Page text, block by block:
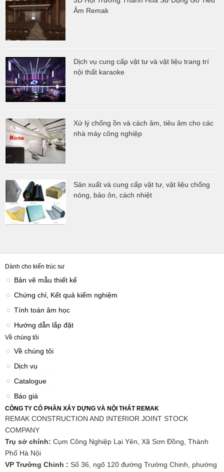
Âm Remak
Dịch vụ cung cấp vật tư và vật liệu trang trí
nội thất karaoke
Xử lý chống ồn và cách âm, tiêu âm cho các
nhà máy công nghiệp
Sản xuất và cung cấp vật tư, vật liệu chống
nóng, bảo ôn, cách nhiệt
Dành cho kiến trúc sư
Bản vẽ mẫu thiết kế
Chứng chỉ, Kết quả kiểm nghiệm
Tính toán âm học
Hướng dẫn lắp đặt
Về chúng tôi
Về chúng tôi
Dịch vụ
Catalogue
Báo giá
CÔNG TY CỔ PHẦN XÂY DỰNG VÀ NỘI THẤT REMAK
REMAK CONSTRUCTION AND INTERIOR JOINT STOCK
COMPANY
Trụ sở chính: Cụm Công Nghiệp Lại Yên, Xã Sơn Đồng, Thành
Phố Hà Nội
VP Trường Chinh : Số 36, ngõ 120 đường Trường Chinh, phường